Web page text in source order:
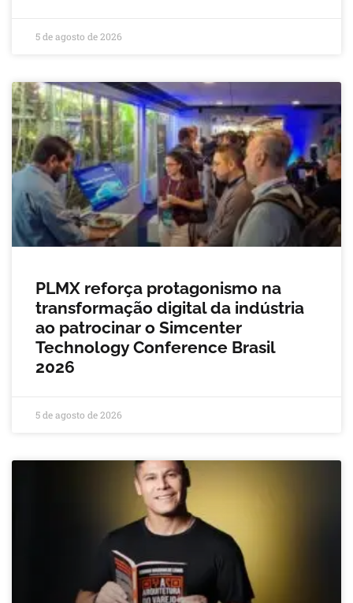
5 de agosto de 2026
PLMX reforça protagonismo na
transformação digital da indústria
ao patrocinar o Simcenter
Technology Conference Brasil
2026
5 de agosto de 2026